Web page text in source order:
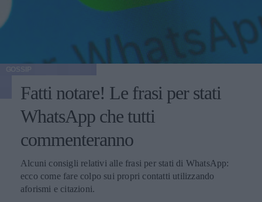
Fatti notare! Le frasi per stati
WhatsApp che tutti
commenteranno
Alcuni consigli relativi alle frasi per stati di WhatsApp:
ecco come fare colpo sui propri contatti utilizzando
aforismi e citazioni.